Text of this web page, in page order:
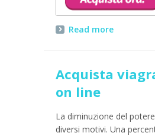
Read more
Acquista
on line
La diminuzione del
diversi motivi. Una